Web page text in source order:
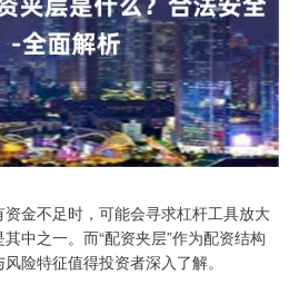
金不足时，可能会寻求杠杆工具放大
中之一。而“配资夹层”作为配资结构
险特征值得投资者深入了解。